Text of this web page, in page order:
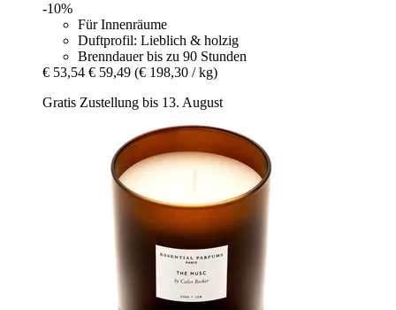
-10%
Für Innenräume
Duftprofil: Lieblich & holzig
Brenndauer bis zu 90 Stunden
€ 53,54 € 59,49 (€ 198,30 / kg)
Gratis Zustellung bis 13. August